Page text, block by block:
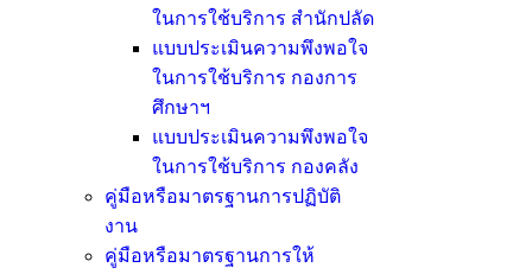
ในการใช้บริการ สำนักปลัด
แบบประเมินความพึงพอใจ
ในการใช้บริการ กองการ
ศึกษาฯ
แบบประเมินความพึงพอใจ
ในการใช้บริการ กองคลัง
คู่มือหรือมาตรฐานการปฏิบัติ
งาน
คู่มือหรือมาตรฐานการให้